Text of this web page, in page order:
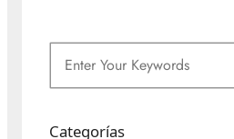
Categorías